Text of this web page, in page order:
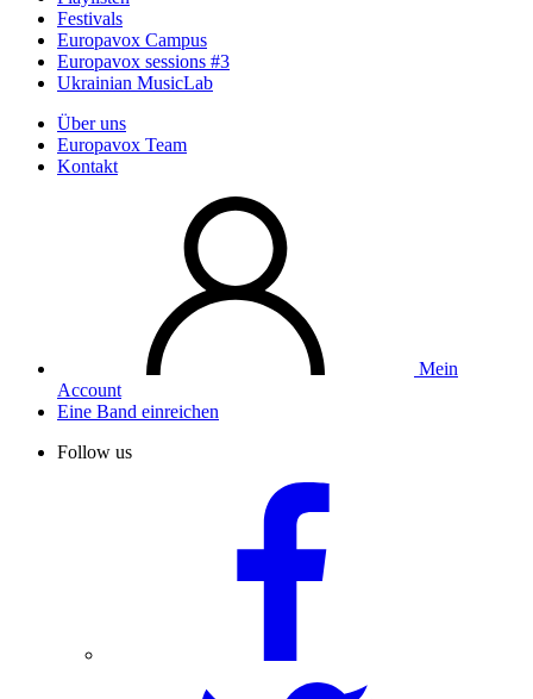
Festivals
Europavox Campus
Europavox sessions #3
Ukrainian MusicLab
Über uns
Europavox Team
Kontakt
Mein
Account
Eine Band einreichen
Follow us